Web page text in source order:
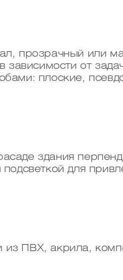
прозрачный или
от
плоские,
здания
для
ПВХ, акрила,